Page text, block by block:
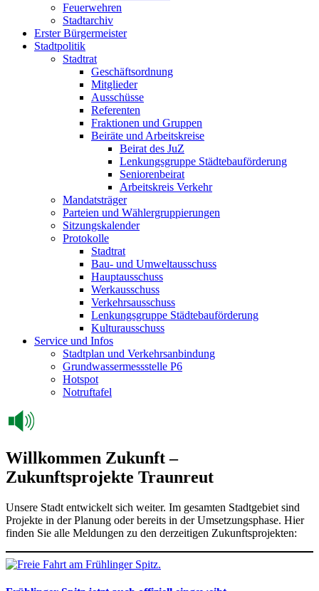
Feuerwehren
Stadtarchiv
Erster Bürgermeister
Stadtpolitik
Stadtrat
Geschäftsordnung
Mitglieder
Ausschüsse
Referenten
Fraktionen und Gruppen
Beiräte und Arbeitskreise
Beirat des JuZ
Lenkungsgruppe Städtebauförderung
Seniorenbeirat
Arbeitskreis Verkehr
Mandatsträger
Parteien und Wählergruppierungen
Sitzungskalender
Protokolle
Stadtrat
Bau- und Umweltausschuss
Hauptausschuss
Werkausschuss
Verkehrsausschuss
Lenkungsgruppe Städtebauförderung
Kulturausschuss
Service und Infos
Stadtplan und Verkehrsanbindung
Grundwassermessstelle P6
Hotspot
Notruftafel
Willkommen Zukunft –
Zukunftsprojekte Traunreut
Unsere Stadt entwickelt sich weiter. Im gesamten Stadtgebiet sind
Projekte in der Planung oder bereits in der Umsetzungsphase. Hier
finden Sie alle Meldungen zu den derzeitigen Zukunftsprojekten: